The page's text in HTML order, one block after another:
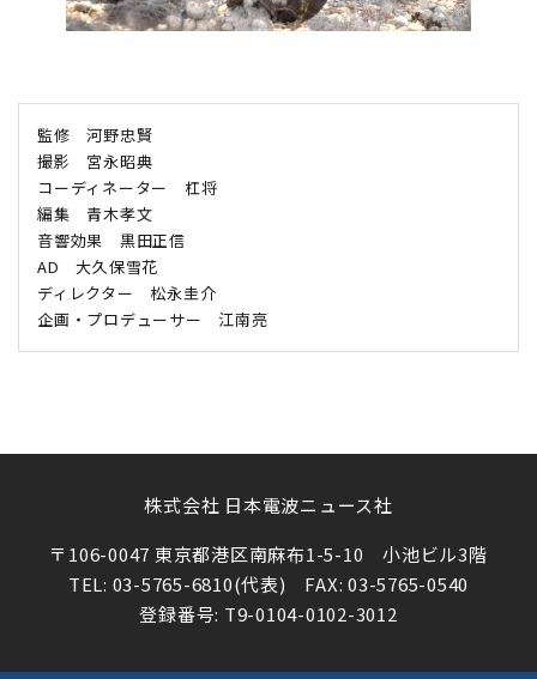
監修 河野忠賢
撮影 宮永昭典
コーディネーター 杠将
編集 青木孝文
音響効果 黒田正信
AD 大久保雪花
ディレクター 松永圭介
企画・プロデューサー 江南亮
株式会社 日本電波ニュース社
〒106-0047 東京都港区南麻布1-5-10 小池ビル3階
TEL: 03-5765-6810(代表) FAX: 03-5765-0540
登録番号: T9-0104-0102-3012